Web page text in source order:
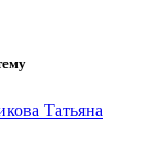
Татьяна